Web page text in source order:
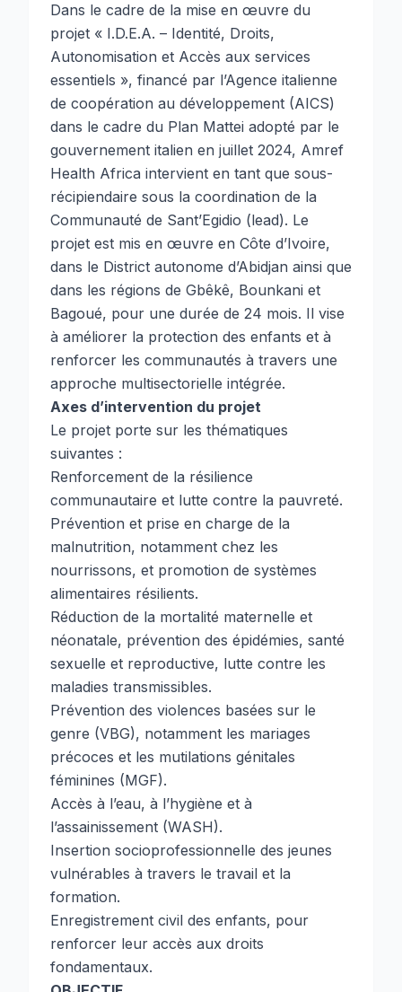
Dans le cadre de la mise en œuvre du
projet « I.D.E.A. – Identité, Droits,
Autonomisation et Accès aux services
essentiels », financé par l’Agence italienne
de coopération au développement (AICS)
dans le cadre du Plan Mattei adopté par le
gouvernement italien en juillet 2024, Amref
Health Africa intervient en tant que sous-
récipiendaire sous la coordination de la
Communauté de Sant’Egidio (lead). Le
projet est mis en œuvre en Côte d’Ivoire,
dans le District autonome d’Abidjan ainsi que
dans les régions de Gbêkê, Bounkani et
Bagoué, pour une durée de 24 mois. Il vise
à améliorer la protection des enfants et à
renforcer les communautés à travers une
approche multisectorielle intégrée.
Axes d’intervention du projet
Le projet porte sur les thématiques
suivantes :
Renforcement de la résilience
communautaire et lutte contre la pauvreté.
Prévention et prise en charge de la
malnutrition, notamment chez les
nourrissons, et promotion de systèmes
alimentaires résilients.
Réduction de la mortalité maternelle et
néonatale, prévention des épidémies, santé
sexuelle et reproductive, lutte contre les
maladies transmissibles.
Prévention des violences basées sur le
genre (VBG), notamment les mariages
précoces et les mutilations génitales
féminines (MGF).
Accès à l’eau, à l’hygiène et à
l’assainissement (WASH).
Insertion socioprofessionnelle des jeunes
vulnérables à travers le travail et la
formation.
Enregistrement civil des enfants, pour
renforcer leur accès aux droits
fondamentaux.